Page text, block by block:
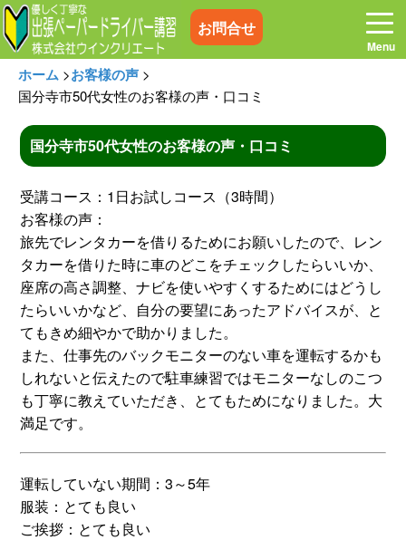
お問合せ
ホーム お電話はこちら
プログラム
お客様の声 コラム&トピックス
よくある質問
出張地域 メディア紹介
簡易補助ブレーキと
は
ホーム >お客様の声 >
国分寺市50代女性のお客様の声・口コミ
国分寺市50代女性のお客様の声・口コミ
受講コース：1日お試しコース（3時間）
お客様の声：
旅先でレンタカーを借りるためにお願いしたので、レン
タカーを借りた時に車のどこをチェックしたらいいか、
座席の高さ調整、ナビを使いやすくするためにはどうし
たらいいかなど、自分の要望にあったアドバイスが、と
てもきめ細やかで助かりました。
また、仕事先のバックモニターのない車を運転するかも
しれないと伝えたので駐車練習ではモニターなしのこつ
も丁寧に教えていただき、とてもためになりました。大
満足です。
運転していない期間：3～5年
服装：とても良い
ご挨拶：とても良い